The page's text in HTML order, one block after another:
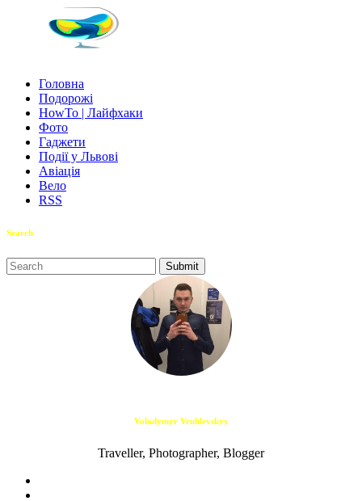
Головна
Подорожі
HowTo | Лайфхаки
Фото
Гаджети
Події у Львові
Авіація
Вело
RSS
Search
Volodymyr Vrublevskyy
Traveller, Photographer, Blogger